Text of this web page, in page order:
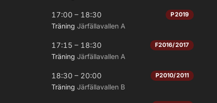
17:00 – 18:30 P2019
Träning Järfällavallen A
17:15 – 18:30 F2016/2017
Träning Järfällavallen A
18:30 – 20:00 P2010/2011
Träning Järfällavallen B